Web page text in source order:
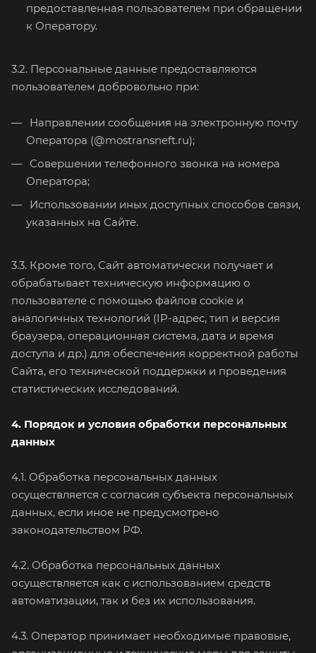
предоставленная пользователем при обращении
к Оператору.
3.2. Персональные данные предоставляются
пользователем добровольно при:
Направлении сообщения на электронную почту
Оператора (@mostransneft.ru);
Совершении телефонного звонка на номера
Оператора;
Использовании иных доступных способов связи,
указанных на Сайте.
3.3. Кроме того, Сайт автоматически получает и
обрабатывает техническую информацию о
пользователе с помощью файлов cookie и
аналогичных технологий (IP-адрес, тип и версия
браузера, операционная система, дата и время
доступа и др.) для обеспечения корректной работы
Сайта, его технической поддержки и проведения
статистических исследований.
4. Порядок и условия обработки персональных
данных
4.1. Обработка персональных данных
осуществляется с согласия субъекта персональных
данных, если иное не предусмотрено
законодательством РФ.
4.2. Обработка персональных данных
осуществляется как с использованием средств
автоматизации, так и без их использования.
4.3. Оператор принимает необходимые правовые,